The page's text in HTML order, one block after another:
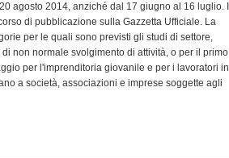
agosto 2014, anziché dal 17 giugno al 16 luglio. Il
di pubblicazione sulla Gazzetta Ufficiale. La
per le quali sono previsti gli studi di settore,
non normale svolgimento di attività, o per il primo
per l'imprenditoria giovanile e per i lavoratori in
a società, associazioni e imprese soggette agli